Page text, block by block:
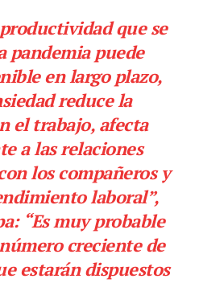
que se
pandemia puede
en largo plazo,
reduce la
el trabajo, afecta
a las relaciones
los compañeros y
laboral”,
“Es muy probable
creciente de
estarán dispuestos